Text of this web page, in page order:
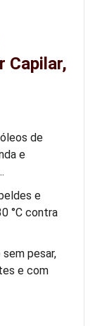
Capilar,
de
e
e
°C contra
pesar,
e com